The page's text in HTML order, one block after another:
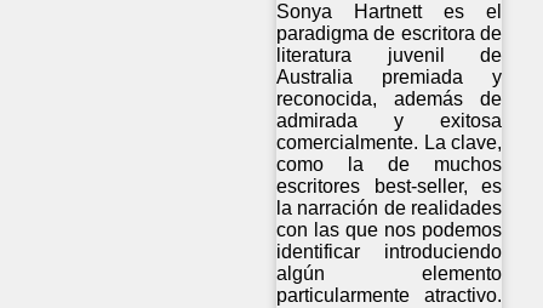
Sonya Hartnett es el
paradigma de escritora de
literatura juvenil de
Australia premiada y
reconocida, además de
admirada y exitosa
comercialmente. La clave,
como la de muchos
escritores best-seller, es
la narración de realidades
con las que nos podemos
identificar introduciendo
algún elemento
particularmente atractivo.